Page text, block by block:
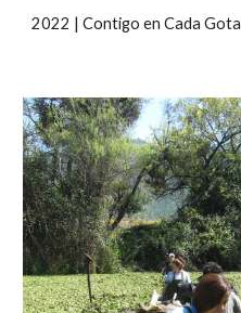
2022 | Contigo en Cada Gota